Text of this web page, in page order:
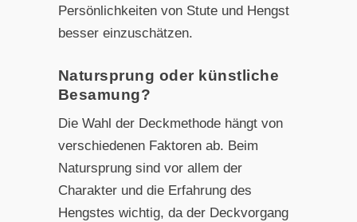
Persönlichkeiten von Stute und Hengst
besser einzuschätzen.
Natursprung oder künstliche
Besamung?
Die Wahl der Deckmethode hängt von
verschiedenen Faktoren ab. Beim
Natursprung sind vor allem der
Charakter und die Erfahrung des
Hengstes wichtig, da der Deckvorgang